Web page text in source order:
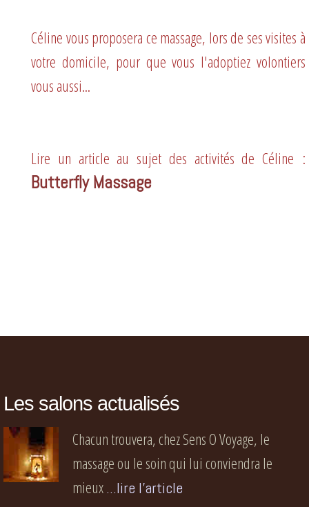
Céline vous proposera ce massage, lors de ses visites à
votre domicile, pour que vous l'adoptiez volontiers
vous aussi...
Lire un article au sujet des activités de Céline :
Butterfly Massage
Les salons actualisés
Chacun trouvera, chez Sens O Voyage, le
massage ou le soin qui lui conviendra le
mieux...lire l'article